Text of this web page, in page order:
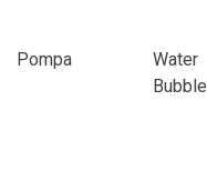
Pompa
Water
Bubble